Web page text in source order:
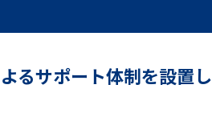
るサポート体制を設置し